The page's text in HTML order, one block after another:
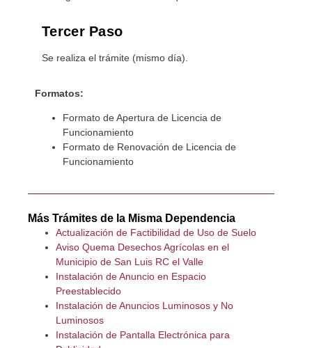
Tercer Paso
Se realiza el trámite (mismo día).
Formatos:
Formato de Apertura de Licencia de
Funcionamiento
Formato de Renovación de Licencia de
Funcionamiento
Más Trámites de la Misma Dependencia
Actualización de Factibilidad de Uso de Suelo
Aviso Quema Desechos Agrícolas en el
Municipio de San Luis RC el Valle
Instalación de Anuncio en Espacio
Preestablecido
Instalación de Anuncios Luminosos y No
Luminosos
Instalación de Pantalla Electrónica para